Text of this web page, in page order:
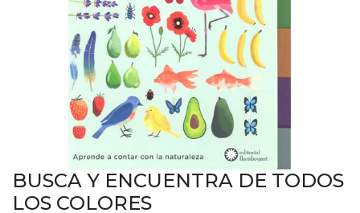
BUSCA Y ENCUENTRA DE TODOS
LOS COLORES